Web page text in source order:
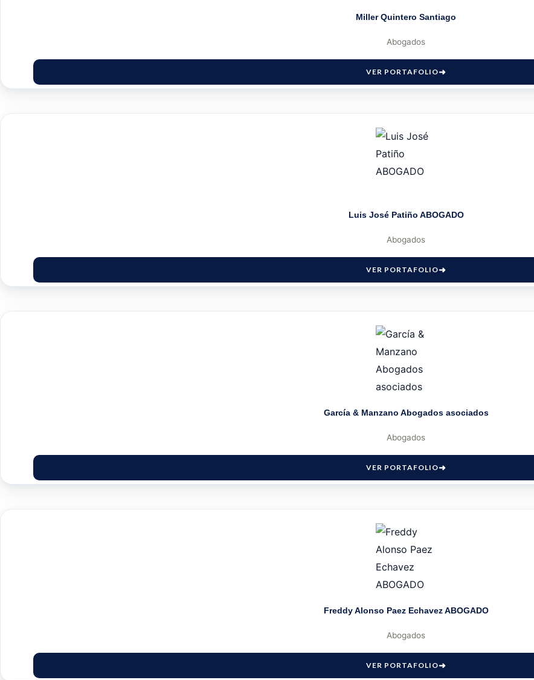
Miller Quintero Santiago
Abogados
VER PORTAFOLIO
Luis José Patiño ABOGADO
Abogados
VER PORTAFOLIO
García & Manzano Abogados asociados
Abogados
VER PORTAFOLIO
Freddy Alonso Paez Echavez ABOGADO
Abogados
VER PORTAFOLIO